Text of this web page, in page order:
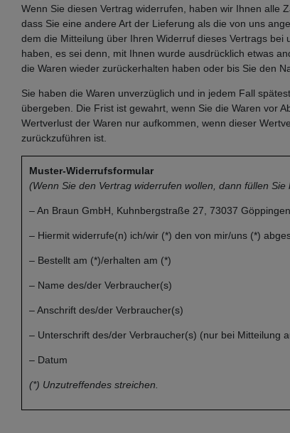
Wenn Sie diesen Vertrag widerrufen, haben wir Ihnen alle
dass Sie eine andere Art der Lieferung als die von uns
dem die Mitteilung über Ihren Widerruf dieses Vertrags
haben, es sei denn, mit Ihnen wurde ausdrücklich etwas
die Waren wieder zurückerhalten haben oder bis Sie den
Sie haben die Waren unverzüglich und in jedem Fall
übergeben. Die Frist ist gewahrt, wenn Sie die Waren vor
Wertverlust der Waren nur aufkommen, wenn dieser
zurückzuführen ist.
Muster-Widerrufsformular
(Wenn Sie den Vertrag widerrufen wollen, dann füllen
– An Braun GmbH, Kuhnbergstraße 27, 73037
– Hiermit widerrufe(n) ich/wir (*) den von mir/uns (*)
– Bestellt am (*)/erhalten am (*)
– Name des/der Verbraucher(s)
– Anschrift des/der Verbraucher(s)
– Unterschrift des/der Verbraucher(s) (nur bei Mitteilung
– Datum
(*) Unzutreffendes streichen.